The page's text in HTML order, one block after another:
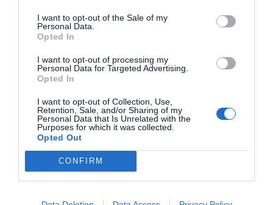
I want to opt-out of the Sale of my
Personal Data.
Opted In
I want to opt-out of processing my
Personal Data for Targeted Advertising.
Opted In
I want to opt-out of Collection, Use,
Retention, Sale, and/or Sharing of my
Personal Data that Is Unrelated with the
Purposes for which it was collected.
Opted Out
CONFIRM
Η Τεχνητή Νοημοσύνη μπορεί να συμβάλει στην
αύξηση της παραγωγικότητας και να αντιμετωπίσει
τις ελλείψεις προσωπικού.
Εργαστηρίου AI-driven Lifelong Training into
Business
Η συζήτηση περιλάμβανε τέσσερις βασικούς
άξονες: